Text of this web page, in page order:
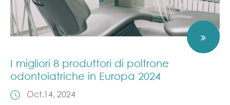
I migliori 8 produttori di poltrone
odontoiatriche in Europa 2024
Oct.14, 2024